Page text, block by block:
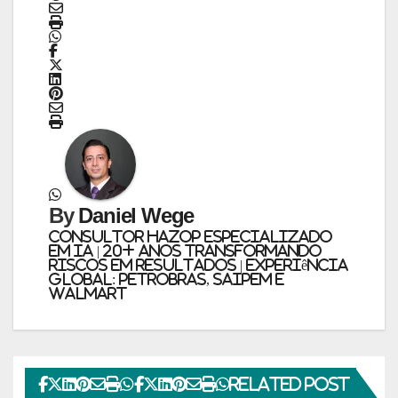
ByDaniel Wege
Consultor HAZOP Especializado
em IA | 20+ Anos Transformando
Riscos em Resultados | Experiência
Global: PETROBRAS, SAIPEM e
WALMART
Related Post
Manual e inteligência
orientam empresas